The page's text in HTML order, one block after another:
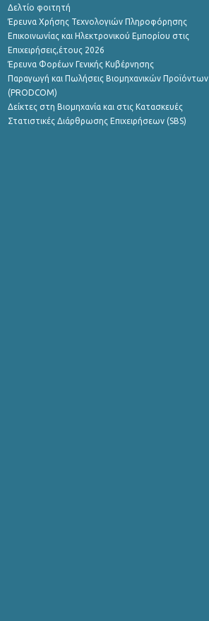
Δελτίο φοιτητή
Έρευνα Χρήσης Τεχνολογιών Πληροφόρησης
Επικοινωνίας και Ηλεκτρονικού Εμπορίου στις
Επιχειρήσεις,έτους 2026
Έρευνα Φορέων Γενικής Κυβέρνησης
Παραγωγή και Πωλήσεις Βιομηχανικών Προϊόντων
(PRODCOM)
Δείκτες στη Βιομηχανία και στις Κατασκευές
Στατιστικές Διάρθρωσης Επιχειρήσεων (SBS)